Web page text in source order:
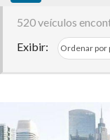
520 veículos
Exibir: